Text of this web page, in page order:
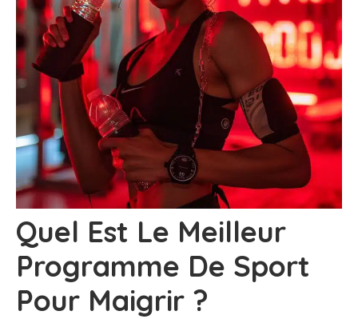
Quel Est Le Meilleur
Programme De Sport
Pour Maigrir ?